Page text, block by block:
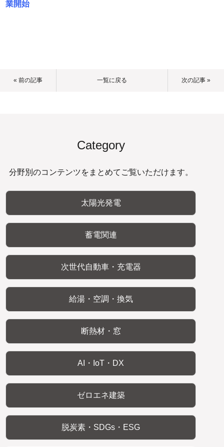
業開始
« 前の記事 一覧に戻る 次の記事 »
Category
分野別のコンテンツをまとめてご覧いただけます。
太陽光発電
蓄電関連
次世代自動車・充電器
給湯・空調・換気
断熱材・窓
AI・IoT・DX
ゼロエネ建築
脱炭素・SDGs・ESG